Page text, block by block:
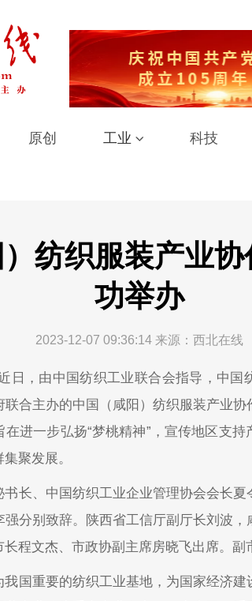
原创 工业 科技
纺织服装产业
功举办
2023-12-07 09:36:14 来源：西北在线
日，由中国纺织工业联合会指导，中国
合主办的中国（咸阳）纺织服装产业
进一步弘扬“梦桃精神”，宣传地区支
聚发展。
长、中国纺织工业企业管理协会会长
分别致辞。陕西省工信厅副厅长刘波
程文杰、市政协副主席房晓飞出席。副
国重要的纺织工业基地，为国家经济建